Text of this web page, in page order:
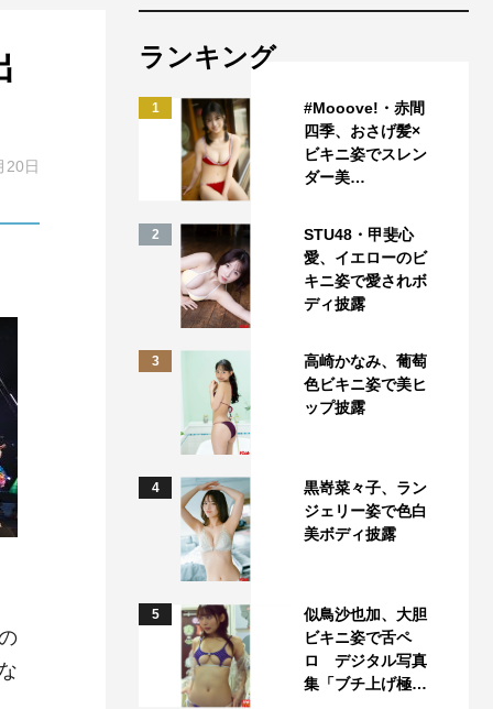
20日
ランキング
1
#Mooove!・赤間
四季、おさげ髪×
ビキニ姿でスレン
ダー美…
2
STU48・甲斐心
愛、イエローのビ
キニ姿で愛されボ
ディ披露
3
高崎かなみ、葡萄
色ビキニ姿で美ヒ
ップ披露
4
黒嵜菜々子、ラン
ジェリー姿で色白
美ボディ披露
5
似鳥沙也加、大胆
ビキニ姿で舌ペ
ロ デジタル写真
集「ブチ上げ極…